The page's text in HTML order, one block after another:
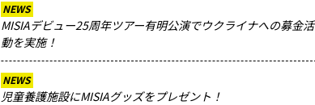
NEWS
MISIAデビュー25周年ツアー有明公演でウクライナへの募金活
動を実施！
NEWS
児童養護施設にMISIAグッズをプレゼント！